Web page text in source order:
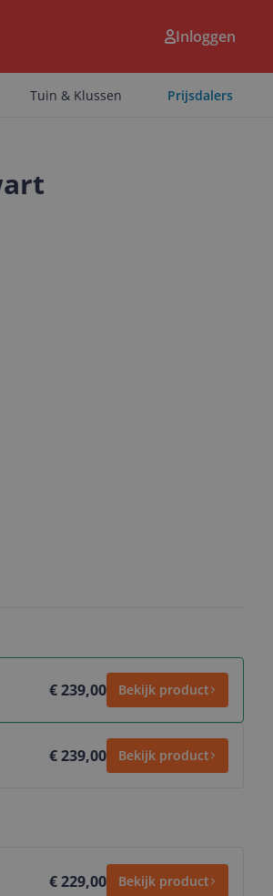
Inloggen
Tuin & Klussen Prijsdalers
€ 239,00 Bekijk product
€ 239,00 Bekijk product
€ 229,00 Bekijk product